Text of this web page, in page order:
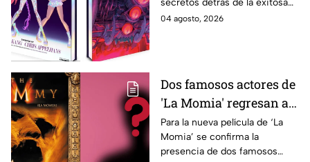
inéditas: ¿se venderá
en México?
película gracias a un nuevo
04 agosto, 2026
Dos famosos actores de
'La Momia' regresan a
la nueva película;
descubre de quiénes se
tratan
Para la nueva película de ‘La
Momia’ se confirma la
presencia de dos famosos